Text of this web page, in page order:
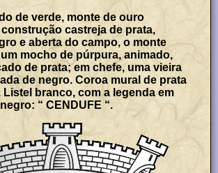
de verde, monte de ouro
castreja de prata,
e aberta do campo, o monte
mocho de púrpura, animado,
de prata; em chefe, uma vieira
de negro. Coroa mural de prata
Listel branco, com a legenda em
“ CENDUFE “.